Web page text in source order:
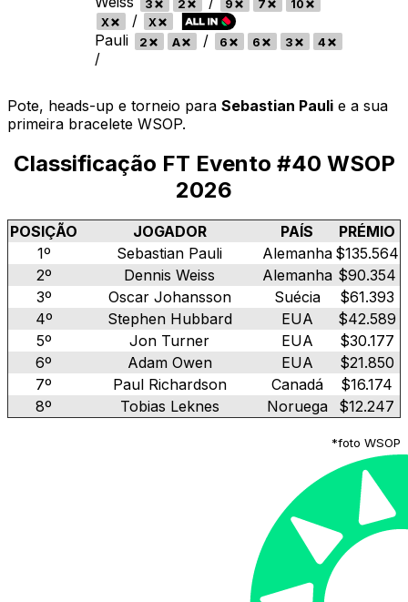
3 2 9 7
10
X
/ X
Pauli 2 A / 6 6 3 4
/
Pote, heads-up e torneio para Sebastian Pauli e a sua
primeira bracelete WSOP.
Classificação FT Evento #40 WSOP
2026
POSIÇÃO JOGADOR PAÍS
PRÉMIO
1º
Sebastian Pauli Alemanha $135.564
2º
Dennis Weiss Alemanha $90.354
3º
Oscar Johansson Suécia
$61.393
4º
Stephen Hubbard EUA
$42.589
5º
Jon Turner EUA
$30.177
6º
Adam Owen EUA
$21.850
7º
Paul Richardson Canadá
$16.174
8º
Tobias Leknes Noruega $12.247
*foto WSOP